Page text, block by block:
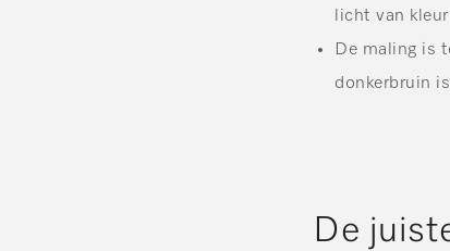
licht van
De maling is
donkerbruin
De